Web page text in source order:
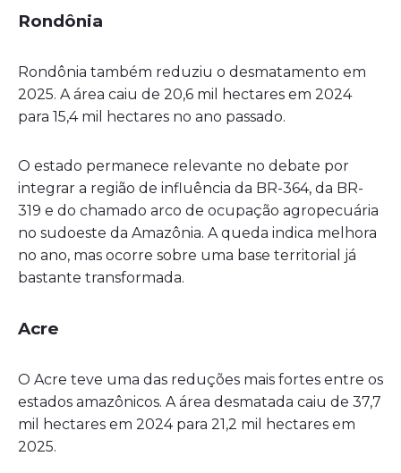
Rondônia
Rondônia também reduziu o desmatamento em
2025. A área caiu de 20,6 mil hectares em 2024
para 15,4 mil hectares no ano passado.
O estado permanece relevante no debate por
integrar a região de influência da BR-364, da BR-
319 e do chamado arco de ocupação agropecuária
no sudoeste da Amazônia. A queda indica melhora
no ano, mas ocorre sobre uma base territorial já
bastante transformada.
Acre
O Acre teve uma das reduções mais fortes entre os
estados amazônicos. A área desmatada caiu de 37,7
mil hectares em 2024 para 21,2 mil hectares em
2025.